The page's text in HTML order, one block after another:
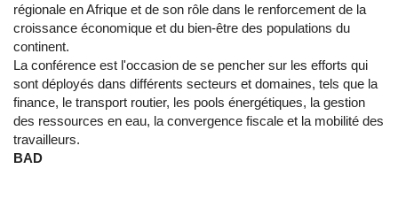
régionale en Afrique et de son rôle dans le renforcement de la
croissance économique et du bien-être des populations du
continent.
La conférence est l'occasion de se pencher sur les efforts qui
sont déployés dans différents secteurs et domaines, tels que la
finance, le transport routier, les pools énergétiques, la gestion
des ressources en eau, la convergence fiscale et la mobilité des
travailleurs.
BAD